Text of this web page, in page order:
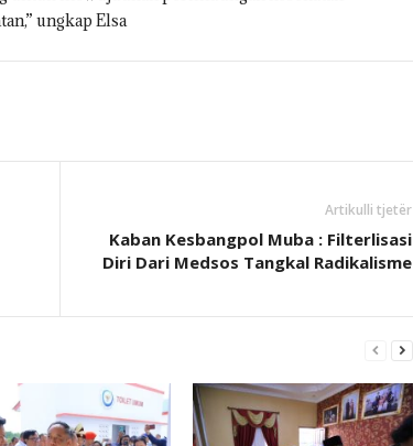
ungkap Elsa
Artikulli tjetër
Kaban Kesbangpol Muba : Filterlisasi
Diri Dari Medsos Tangkal Radikalisme